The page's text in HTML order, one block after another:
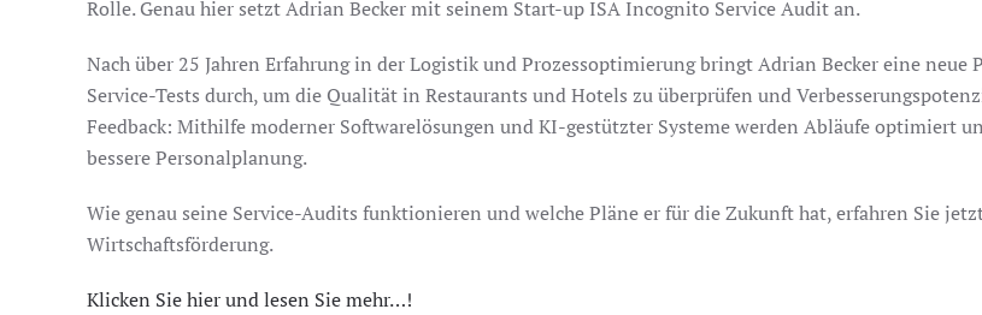
Rolle. Genau hier setzt Adrian Becker mit seinem Start-up ISA Incognito Service Audit an.
Nach über 25 Jahren Erfahrung in der Logistik und Prozessoptimierung bringt Adrian Becker eine
Service-Tests durch, um die Qualität in Restaurants und Hotels zu überprüfen und
Feedback: Mithilfe moderner Softwarelösungen und KI-gestützter Systeme werden Abläufe optimiert
bessere Personalplanung.
Wie genau seine Service-Audits funktionieren und welche Pläne er für die Zukunft hat, erfahren Sie
Wirtschaftsförderung.
Klicken Sie hier und lesen Sie mehr…!